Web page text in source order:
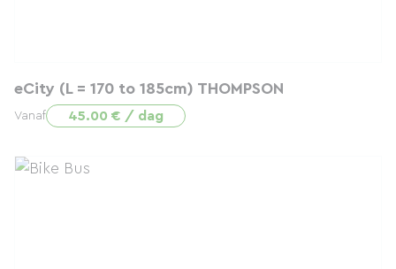
eCity (L = 170 to 185cm) THOMPSON
Vanaf 45.00 € / dag